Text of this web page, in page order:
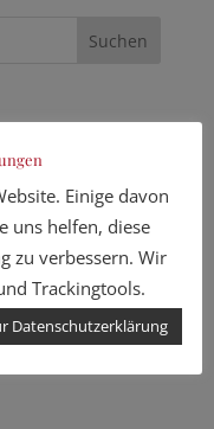
Mitnehmen!
zum
Einige davon
uns helfen, diese
zu verbessern. Wir
Trackingtools.
Datenschutzerklärung